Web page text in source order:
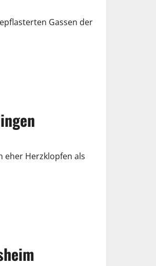
Gassen der
eher Herzklopfen als